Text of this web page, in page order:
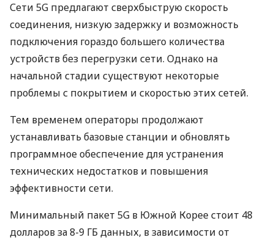
Сети 5G предлагают сверхбыструю скорость
соединения, низкую задержку и возможность
подключения гораздо большего количества
устройств без перегрузки сети. Однако на
начальной стадии существуют некоторые
проблемы с покрытием и скоростью этих сетей.
Тем временем операторы продолжают
устанавливать базовые станции и обновлять
программное обеспечение для устранения
технических недостатков и повышения
эффективности сети.
Минимальный пакет 5G в Южной Корее стоит 48
долларов за 8-9 ГБ данных, в зависимости от